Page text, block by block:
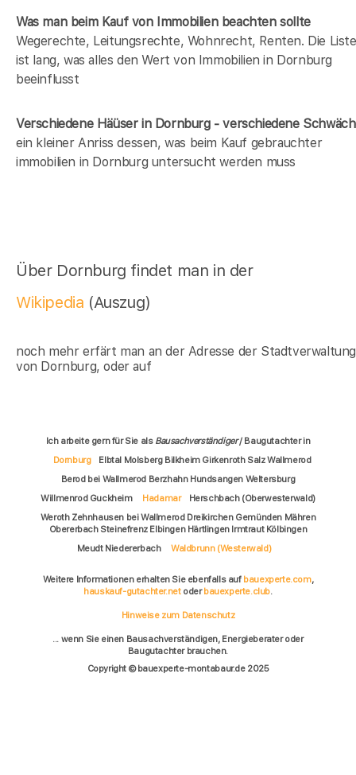
Was man beim Kauf von Immobilien beachten sollte
Wegerechte, Leitungsrechte, Wohnrecht, Renten. Die Liste
ist lang, was alles den Wert von Immobilien in Dornburg
beeinflusst
Verschiedene Häüser in Dornburg - verschiedene
ein kleiner Anriss dessen, was beim Kauf gebrauchter
immobilien in Dornburg untersucht werden muss
Über Dornburg findet man in der
Wikipedia (Auszug)
noch mehr erfärt man an der Adresse der Stadtverwaltung
von Dornburg, oder auf
Ich arbeite gern für Sie als Bausachverständiger/ Baugutachter in
Dornburg
Elbtal Molsberg Bilkheim Girkenroth Salz Wallmerod
Berod bei Wallmerod Berzhahn Hundsangen Weltersburg
Willmenrod Guckheim
Hadamar
Herschbach (Oberwesterwald)
Weroth Zehnhausen bei Wallmerod Dreikirchen Gemünden Mähren
Obererbach Steinefrenz Elbingen Härtlingen Irmtraut Kölbingen
Meudt Niedererbach
Waldbrunn (Westerwald)
Weitere Informationen erhalten Sie ebenfalls auf bauexperte.com,
hauskauf-gutachter.netoderbauexperte.club.
Hinweise zum Datenschutz
... wenn Sie einen Bausachverständigen, Energieberater oder
Baugutachter brauchen.
Copyright © bauexperte-montabaur.de 2025